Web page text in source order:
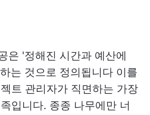
은 '정해진 시간과 예산에
는 것으로 정의됩니다 이를
트 관리자가 직면하는 가장
입니다. 종종 나무에만 너